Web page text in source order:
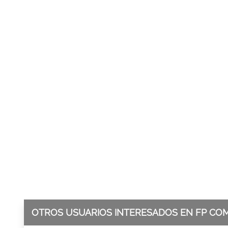
OTROS USUARIOS INTERESADOS EN FP